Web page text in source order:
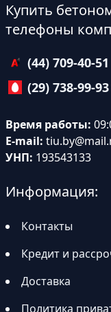
Купить
телефоны
(44) 709-40-51
(29) 738-99-93
Время работы:
E-mail:
УНП: 193543133
Информация:
Контакты
Кредит и
Доставка
Политика